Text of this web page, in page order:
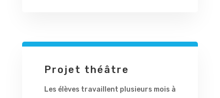
Projet théâtre
Les élèves travaillent plusieurs mois à